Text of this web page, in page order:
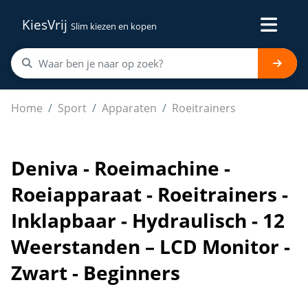
KiesVrij Slim kiezen en kopen
Home Sport Apparaten Roeitrainers
Deniva - Roeimachine - Roeiapparaat - Roeitrainers -
Deniva - Roeimachine -
Roeiapparaat - Roeitrainers -
Inklapbaar - Hydraulisch - 12
Weerstanden – LCD Monitor -
Zwart - Beginners